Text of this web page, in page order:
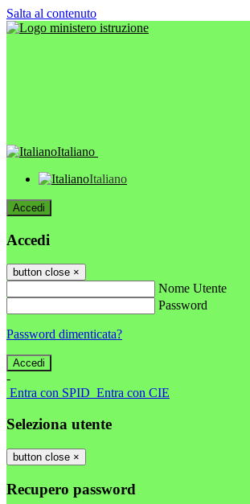
Salta al contenuto
Italiano
Italiano
Accedi
Accedi
button close ×
Nome Utente
Password
Password dimenticata?
-
Entra con SPID Entra con CIE
Seleziona utente
button close ×
Recupero password